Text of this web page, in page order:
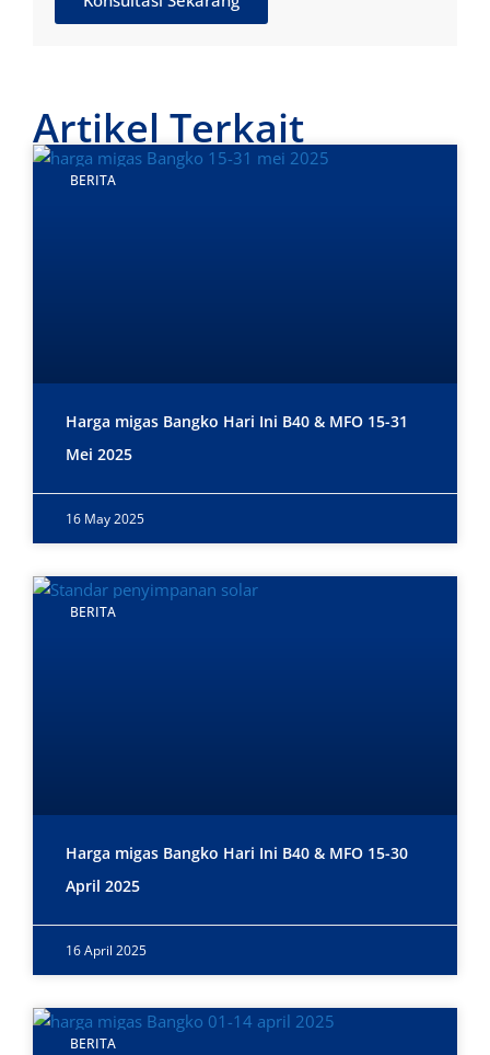
Artikel Terkait
BERITA
Harga migas Bangko Hari Ini B40 & MFO 15-31
Mei 2025
16 May 2025
BERITA
Harga migas Bangko Hari Ini B40 & MFO 15-30
April 2025
16 April 2025
BERITA